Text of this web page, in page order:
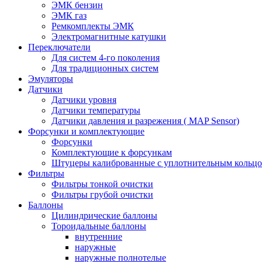
ЭМК бензин
ЭМК газ
Ремкомплекты ЭМК
Электромагнитные катушки
Переключатели
Для систем 4-го поколения
Для традиционных систем
Эмуляторы
Датчики
Датчики уровня
Датчики температуры
Датчики давления и разрежения ( MAP Sensor)
Форсунки и комплектующие
Форсунки
Комплектующие к форсункам
Штуцеры калиброванные с уплотнительным
Фильтры
Фильтры тонкой очистки
Фильтры грубой очистки
Баллоны
Цилиндрические баллоны
Тороидальные баллоны
внутренние
наружные
наружные полнотелые